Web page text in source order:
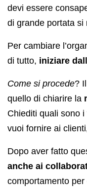
devi essere
di grande portata si
Per cambiare
di tutto, iniziare
Come si procede?
quello di chiarire la
Chiediti quali sono
vuoi fornire ai
Dopo aver fatto
anche ai
comportamento